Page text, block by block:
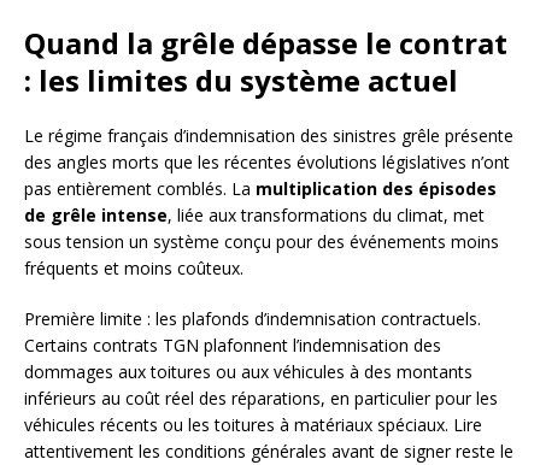
Quand la grêle dépasse le contrat
: les limites du système actuel
Le régime français d’indemnisation des sinistres grêle présente
des angles morts que les récentes évolutions législatives n’ont
pas entièrement comblés. La multiplication des épisodes
de grêle intense, liée aux transformations du climat, met
sous tension un système conçu pour des événements moins
fréquents et moins coûteux.
Première limite : les plafonds d’indemnisation contractuels.
Certains contrats TGN plafonnent l’indemnisation des
dommages aux toitures ou aux véhicules à des montants
inférieurs au coût réel des réparations, en particulier pour les
véhicules récents ou les toitures à matériaux spéciaux. Lire
attentivement les conditions générales avant de signer reste le